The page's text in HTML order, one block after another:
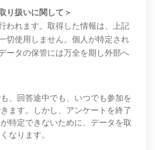
り扱いに関して＞
われます。取得した情報は、上記
切使用しません。個人が特定され
ータの保管には万全を期し外部へ
、回答途中でも、いつでも参加を
ます。しかし、アンケートを終了
特定できないために、データを取
なります。